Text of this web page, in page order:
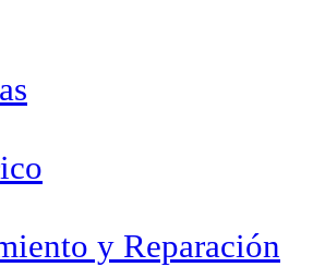
y Reparación